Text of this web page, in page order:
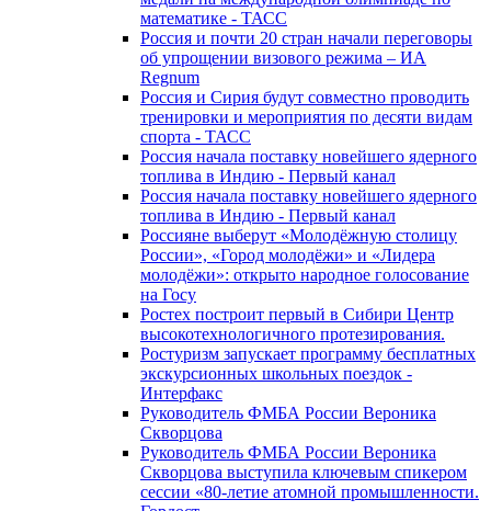
математике - ТАСС
Россия и почти 20 стран начали переговоры
об упрощении визового режима – ИА
Regnum
Россия и Сирия будут совместно проводить
тренировки и мероприятия по десяти видам
спорта - ТАСС
Россия начала поставку новейшего ядерного
топлива в Индию - Первый канал
Россия начала поставку новейшего ядерного
топлива в Индию - Первый канал
Россияне выберут «Молодёжную столицу
России», «Город молодёжи» и «Лидера
молодёжи»: открыто народное голосование
на Госу
Ростех построит первый в Сибири Центр
высокотехнологичного протезирования.
Ростуризм запускает программу бесплатных
экскурсионных школьных поездок -
Интерфакс
Руководитель ФМБА России Вероника
Скворцова
Руководитель ФМБА России Вероника
Скворцова выступила ключевым спикером
сессии «80-летие атомной промышленности.